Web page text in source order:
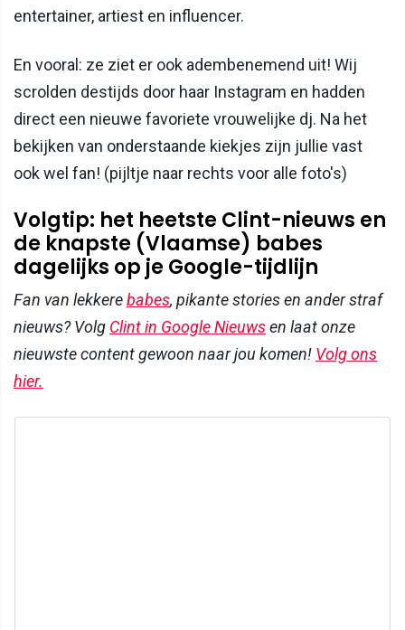
entertainer, artiest en influencer.
En vooral: ze ziet er ook adembenemend uit! Wij
scrolden destijds door haar Instagram en hadden
direct een nieuwe favoriete vrouwelijke dj. Na het
bekijken van onderstaande kiekjes zijn jullie vast
ook wel fan! (pijltje naar rechts voor alle foto's)
Volgtip: het heetste Clint-nieuws en
de knapste (Vlaamse) babes
dagelijks op je Google-tijdlijn
Fan van lekkerebabes, pikante stories en ander straf
nieuws? Volg Clint in Google Nieuwsen laat onze
nieuwste content gewoon naar jou komen! Volg ons
hier.